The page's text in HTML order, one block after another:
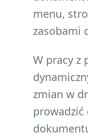
menu,
zasobami
W pracy z
zmian w
prowadzić